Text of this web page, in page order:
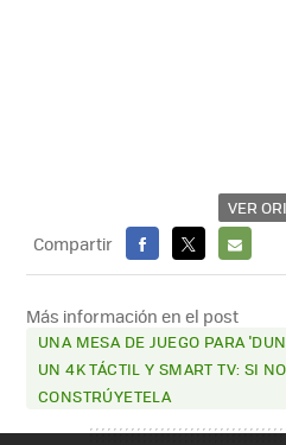
VER
Compartir
FACEBOOK
X
E-
MAIL
Más información en el post
UNA MESA DE JUEGO PARA
UN 4K TÁCTIL Y SMART TV: SI
CONSTRÚYETELA